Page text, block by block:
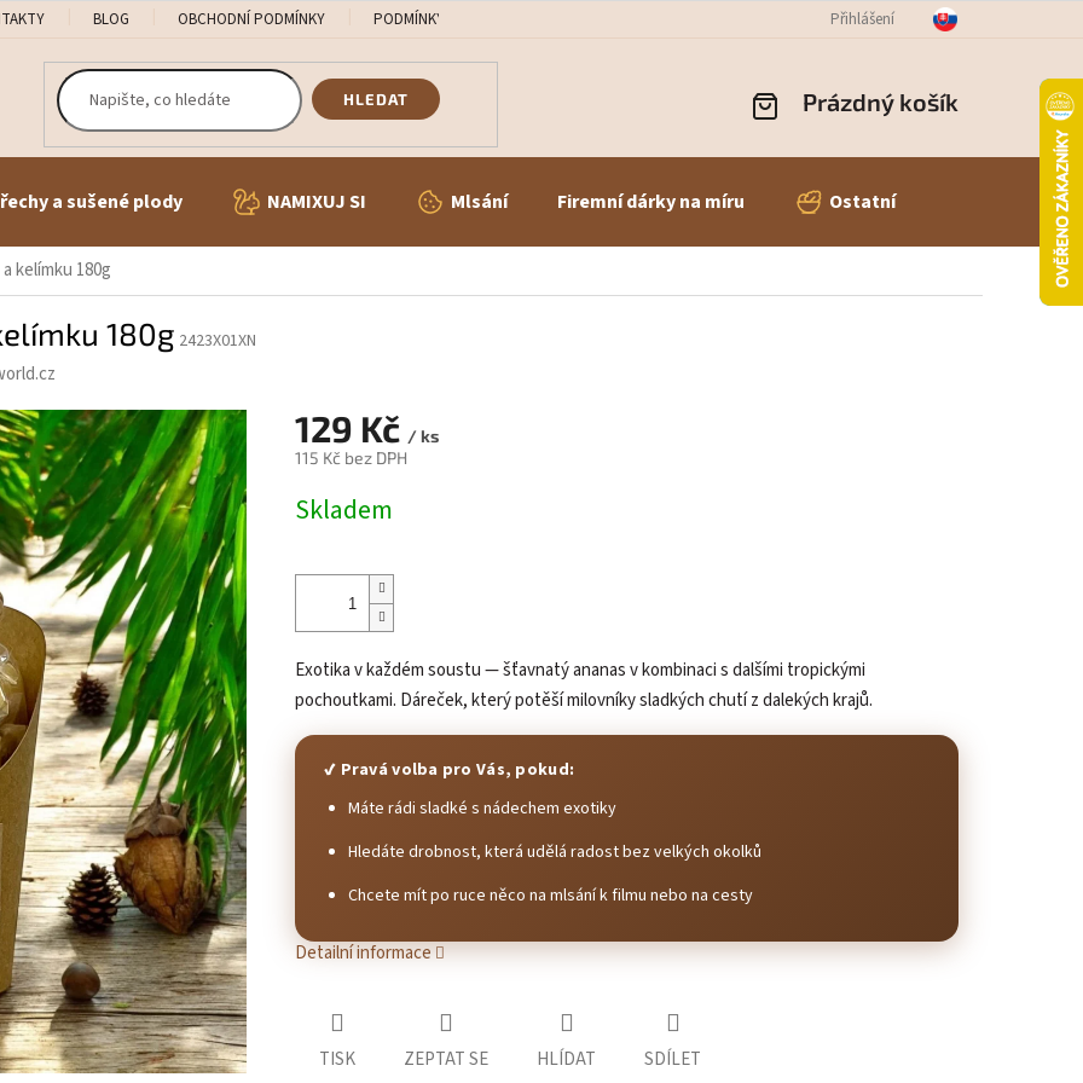
BLOG OBCHODNÍ PODMÍNKY PODMÍNKY OCHRANY OSOBNÍCH ÚDAJŮ ODSTOUPENÍ OD SMLOUVY REKLAMACE ZBOŽÍ
Přihlášení
HLEDAT
NÁKUPNÍ
Prázdný košík
a sušené plody NAMIXUJ SI Mlsání Firemní dárky na míru Ostatní
kelímku 180g
180g 2423X01XN
129 Kč / ks
115 Kč bez DPH
cena:
Skladem
Exotika v každém soustu — šťavnatý ananas v kombinaci s dalšími tropickými
pochoutkami. Dáreček, který potěší milovníky sladkých chutí z dalekých krajů.
✔ Pravá volba pro Vás, pokud:
Máte rádi sladké s nádechem exotiky
Hledáte drobnost, která udělá radost bez velkých okolků
Chcete mít po ruce něco na mlsání k filmu nebo na cesty
Detailní informace
TISK ZEPTAT SE HLÍDAT SDÍLET